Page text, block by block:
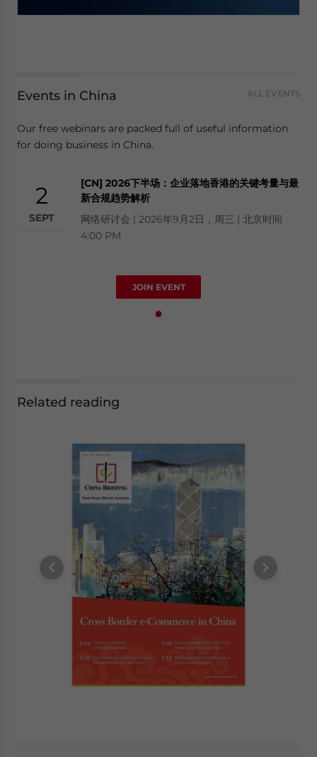
Events in China ALL EVENTS
Our free webinars are packed full of useful information
for doing business in China.
2
SEPT
[CN] 2026下半场：企业落地香港的关键考量与最
新合规趋势解析
网络研讨会 | 2026年9月2日，周三 | 北京时间
4:00 PM
JOIN EVENT
Related reading